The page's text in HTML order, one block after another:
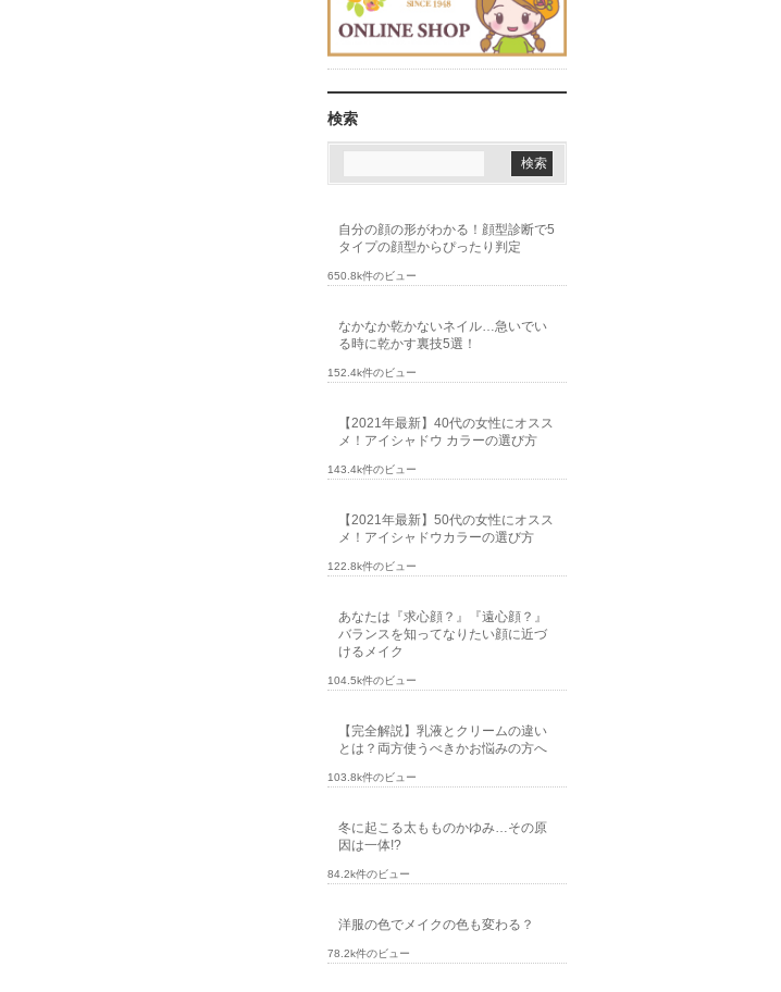
検索
自分の顔の形がわかる！顔型診断で5
タイプの顔型からぴったり判定
650.8k件のビュー
なかなか乾かないネイル…急いでい
る時に乾かす裏技5選！
152.4k件のビュー
【2021年最新】40代の女性にオスス
メ！アイシャドウ カラーの選び方
143.4k件のビュー
【2021年最新】50代の女性にオスス
メ！アイシャドウカラーの選び方
122.8k件のビュー
あなたは『求心顔？』『遠心顔？』
バランスを知ってなりたい顔に近づ
けるメイク
104.5k件のビュー
【完全解説】乳液とクリームの違い
とは？両方使うべきかお悩みの方へ
103.8k件のビュー
冬に起こる太もものかゆみ…その原
因は一体!?
84.2k件のビュー
洋服の色でメイクの色も変わる？
78.2k件のビュー